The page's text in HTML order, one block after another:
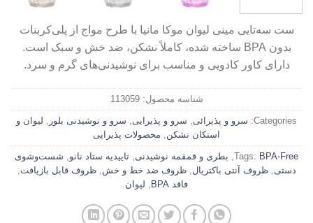
ست سه‌تایی مینی لیوان موکا مانیا با طرح مواج از پلی‌کربنات
بدون BPA ساخته شده، کاملاً نشکن، ضد خش و سبک است.
دارای کاور کادویی و مناسب برای نوشیدنی‌های گرم و سرد.
شناسه محصول:113059
Categories: سرو و پذیرائی سرو و پذیرایی سرو و نوشیدنی بلور
لیوان و
استکان نشکن
محصولات پذیرایی
Tags: BPA-Free بطری و قمقمه نوشیدنی تاییدیه ستاد نانو
شست‌وشوی
دستی ,ظروف آنتی باکتریال ,ظروف ضد خط و خش ,ظروف قابل بازیافت
فاقد BPA
لیوان